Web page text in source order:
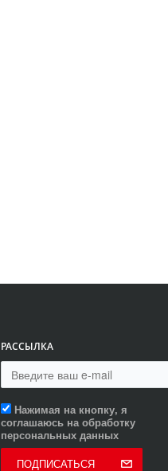
РАССЫЛКА
Нажимая на кнопку, я
соглашаюсь на обработку
персональных данных
ПОДПИСАТЬСЯ